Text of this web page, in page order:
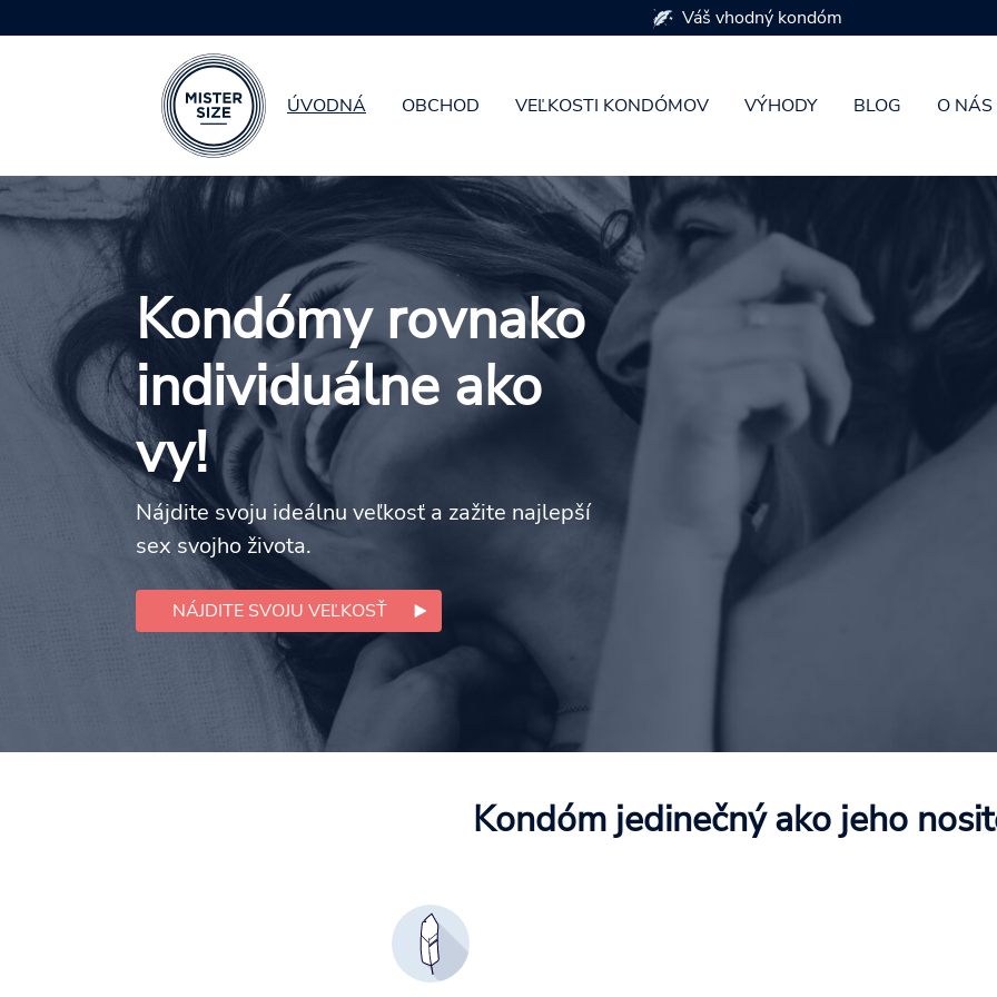
Skip to main content
ÚVODNÁ OBCHOD VEĽKOSTI KONDÓMOV VÝHODY BLOG O NÁS
K dispozícii je 7 veľkostí kondómov
Kondómy rovnako
individuálne ako
vy!
Nájdite svoju ideálnu veľkosť a zažite najlepší
sex svojho života.
NÁJDITE SVOJU VEĽKOSŤ
Kondóm jedinečný ako jeho